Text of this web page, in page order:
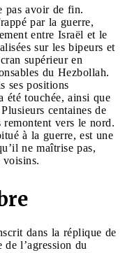
pas avoir de fin.
par la guerre,
entre Israël et le
sur les bipeurs et
supérieur en
du Hezbollah.
ses positions
été touchée, ainsi que
centaines de
vers le nord.
à la guerre, est une
ne maîtrise pas,
dans la réplique de
l’agression du